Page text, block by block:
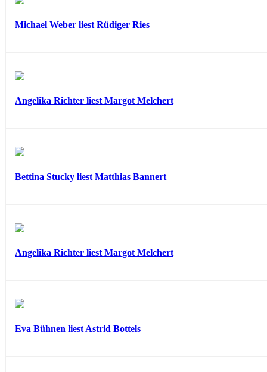
Michael Weber liest Rüdiger Ries
Angelika Richter liest Margot Melchert
Bettina Stucky liest Matthias Bannert
Angelika Richter liest Margot Melchert
Eva Bühnen liest Astrid Bottels